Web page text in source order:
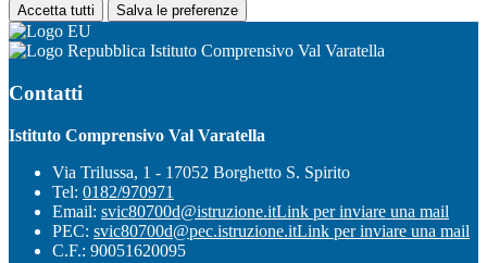
Accetta tutti Salva le preferenze
Istituto Comprensivo Val Varatella
Contatti
Istituto Comprensivo Val Varatella
Via Trilussa, 1 - 17052 Borghetto S. Spirito
Tel: 0182/970971
Email: svic80700d@istruzione.itLink per inviare una mail
PEC: svic80700d@pec.istruzione.itLink per inviare una mail
C.F.: 90051620095